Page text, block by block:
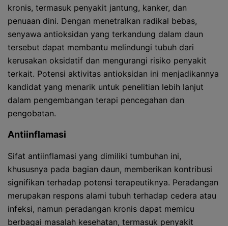
kronis, termasuk penyakit jantung, kanker, dan
penuaan dini. Dengan menetralkan radikal bebas,
senyawa antioksidan yang terkandung dalam daun
tersebut dapat membantu melindungi tubuh dari
kerusakan oksidatif dan mengurangi risiko penyakit
terkait. Potensi aktivitas antioksidan ini menjadikannya
kandidat yang menarik untuk penelitian lebih lanjut
dalam pengembangan terapi pencegahan dan
pengobatan.
Antiinflamasi
Sifat antiinflamasi yang dimiliki tumbuhan ini,
khususnya pada bagian daun, memberikan kontribusi
signifikan terhadap potensi terapeutiknya. Peradangan
merupakan respons alami tubuh terhadap cedera atau
infeksi, namun peradangan kronis dapat memicu
berbagai masalah kesehatan, termasuk penyakit